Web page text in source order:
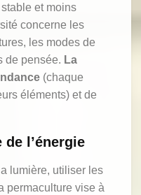
et moins
concerne les
les modes de
de pensée. La
(chaque
éléments) et de
l’énergie
lumière, utiliser les
permaculture vise à